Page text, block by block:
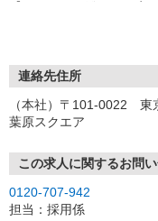
いつでも好きな時間に登
受付時間/平日9:00〜19:00
【来場登録（目安1時間30
▼Step2 全国にあるお仕
ご案内
▼Step3 就業前に職場見
連絡先住所
（本社）〒101-0022
葉原スクエア
この求人に関するお問
0120-707-942
担当：採用係